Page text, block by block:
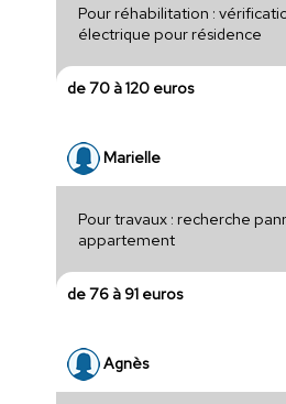
Pour réhabilitation :
électrique pour résidence
de 70 à 120 euros
Marielle
Pour travaux : recherche
appartement
de 76 à 91 euros
Agnès